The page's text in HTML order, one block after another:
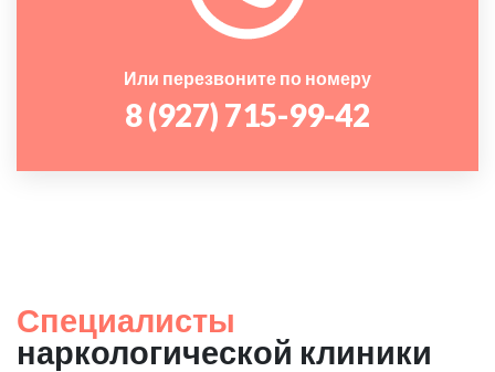
Или перезвоните по номеру
8 (927) 715-99-42
Специалисты
наркологической клиники